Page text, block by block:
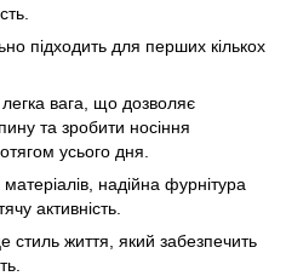
підходить для перших кількох
вага, що дозволяє
та зробити носіння
усього дня.
надійна фурнітура
активність.
стиль життя, який забезпечить